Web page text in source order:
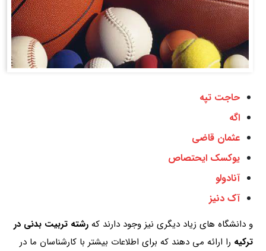
حاجت تپه
اگه
عثمان قاضی
یوکسک ایحتصاص
آنادولو
آک دنیز
و دانشگاه های زیاد دیگری نیز وجود دارند که رشته تربیت بدنی در
ترکیه را ارائه می دهند که برای اطلاعات بیشتر با کارشناسان ما در